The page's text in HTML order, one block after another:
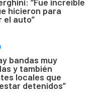
hicieron para
el auto”
bandas muy
y también
locales que
detenidos”